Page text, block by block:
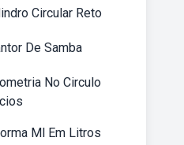
Circular Reto
De Samba
No Circulo
Ml Em Litros